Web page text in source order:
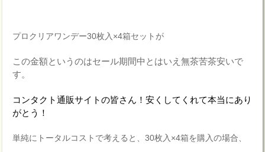
プロクリアワンデー30枚入×4箱セットが
この金額というのはセール期間中とはいえ無茶苦茶安いで
す。
コンタクト通販サイトの皆さん！安くしてくれて本当にあり
がとう！
単純にトータルコストで考えると、30枚入×4箱を購入の場合、